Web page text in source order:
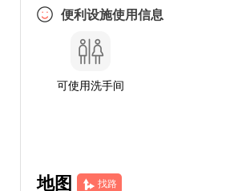
便利设施使用信息
可使用洗手间
地图 找路